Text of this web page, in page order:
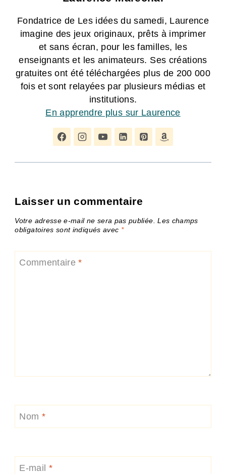
Fondatrice de Les idées du samedi, Laurence
imagine des jeux originaux, prêts à imprimer
et sans écran, pour les familles, les
enseignants et les animateurs. Ses créations
gratuites ont été téléchargées plus de 200 000
fois et sont relayées par plusieurs médias et
institutions.
En apprendre plus sur Laurence
Laisser un commentaire
Votre adresse e-mail ne sera pas publiée. Les champs
obligatoires sont indiqués avec *
Commentaire*
Nom *
E-mail *